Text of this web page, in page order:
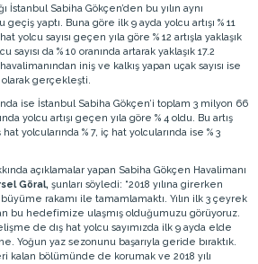
İstanbul Sabiha Gökçen’den bu yılın aynı
yaptı. Buna göre ilk 9 ayda yolcu artışı % 11
yolcu sayısı geçen yıla göre % 12 artışla yaklaşık
da % 10 oranında artarak yaklaşık 17.2
iniş ve kalkış yapan uçak sayısı ise
olarak gerçekleşti.
ise İstanbul Sabiha Gökçen’i toplam 3 milyon 66
yolcu artışı geçen yıla göre % 4 oldu. Bu artış
yolcularında % 7, iç hat yolcularında ise % 3
açıklamalar yapan Sabiha Gökçen Havalimanı
Göral, şunları söyledi: “2018 yılına girerken
rakamı ile tamamlamaktı. Yılın ilk 3 çeyrek
bu hedefimize ulaşmış olduğumuzu görüyoruz.
de dış hat yolcu sayımızda ilk 9 ayda elde
Yoğun yaz sezonunu başarıyla geride bıraktık.
kalan bölümünde de korumak ve 2018 yılı